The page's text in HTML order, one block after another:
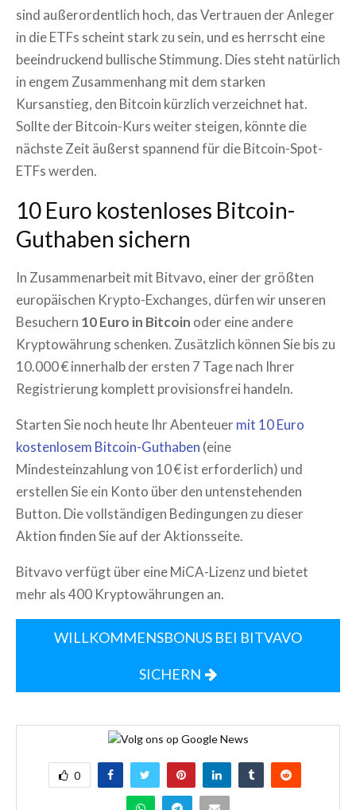
sind außerordentlich hoch, das Vertrauen der Anleger
in die ETFs scheint stark zu sein, und es herrscht eine
beeindruckend bullische Stimmung. Dies steht natürlich
in engem Zusammenhang mit dem starken
Kursanstieg, den Bitcoin kürzlich verzeichnet hat.
Sollte der Bitcoin-Kurs weiter steigen, könnte die
nächste Zeit äußerst spannend für die Bitcoin-Spot-
ETFs werden.
10 Euro kostenloses Bitcoin-
Guthaben sichern
In Zusammenarbeit mit Bitvavo, einer der größten
europäischen Krypto-Exchanges, dürfen wir unseren
Besuchern 10 Euro in Bitcoin oder eine andere
Kryptowährung schenken. Zusätzlich können Sie bis zu
10.000 € innerhalb der ersten 7 Tage nach Ihrer
Registrierung komplett provisionsfrei handeln.
Starten Sie noch heute Ihr Abenteuermit 10 Euro
kostenlosem Bitcoin-Guthaben (eine
Mindesteinzahlung von 10 € ist erforderlich) und
erstellen Sie ein Konto über den untenstehenden
Button. Die vollständigen Bedingungen zu dieser
Aktion finden Sie auf der Aktionsseite.
Bitvavo verfügt über eine MiCA-Lizenz und bietet
mehr als 400 Kryptowährungen an.
WILLKOMMENSBONUS BEI BITVAVO
SICHERN
0